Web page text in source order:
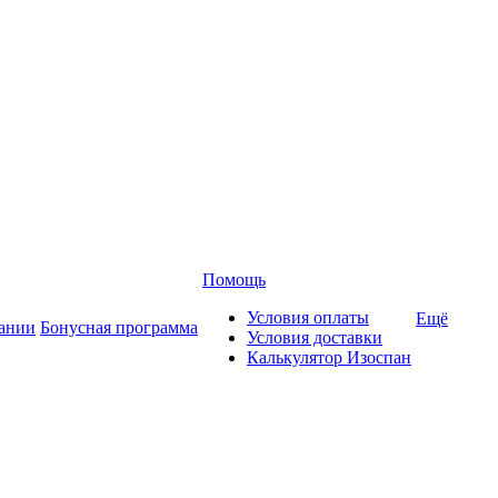
Бонусная программа
Помощь
Условия оплаты
Условия доставки
Калькулятор Изоспан
Ещё